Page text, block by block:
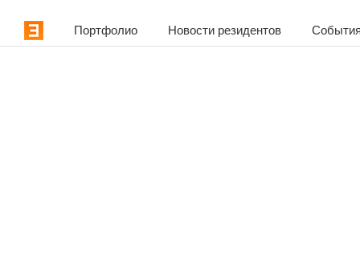
Портфолио Новости резидентов